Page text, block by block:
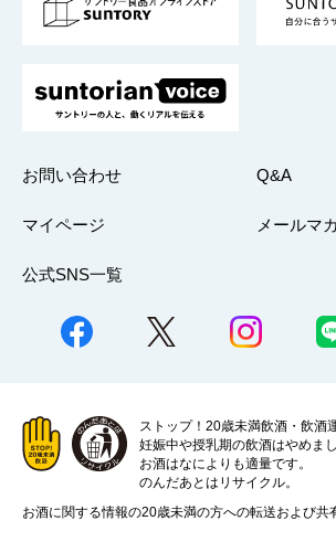
採用情報
お問い合わせ Q&A
マイページ メールマ
公式SNS一覧
ストップ！20歳未満飲酒・飲酒
妊娠中や授乳期の飲酒はやめまし
お酒はなによりも適量です。
のんだあとはリサイクル。
お酒に関する情報の20歳未満の方への転送および共